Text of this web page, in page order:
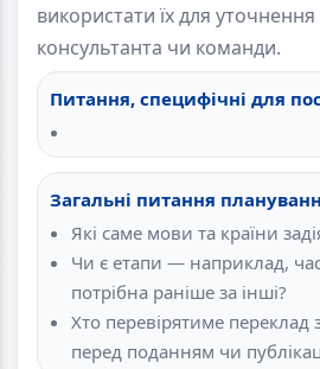
використати їх для
консультанта чи команди.
Питання, специфічні для
Загальні питання
Які саме мови та країни
Чи є етапи — наприклад,
потрібна раніше за інші?
Хто перевірятиме переклад
перед поданням чи